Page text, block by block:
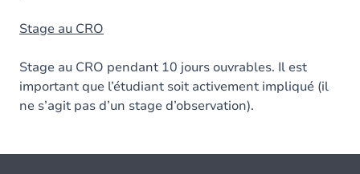
Stage au CRO
Stage au CRO pendant 10 jours ouvrables. Il est
important que l’étudiant soit activement impliqué (il
ne s’agit pas d’un stage d’observation).